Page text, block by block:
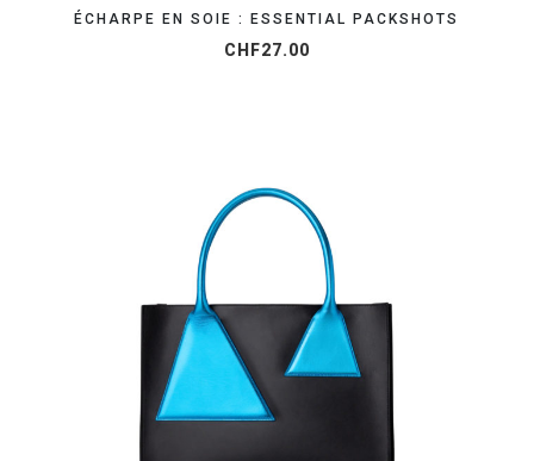
ÉCHARPE EN SOIE : ESSENTIAL PACKSHOTS
CHF27.00
OBTENEZ VOTRE DEVIS EN 24H